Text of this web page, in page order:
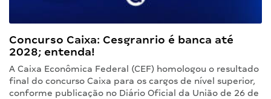
Concurso Caixa: Cesgranrio é banca até
2028; entenda!
A Caixa Econômica Federal (CEF) homologou o resultado
final do concurso Caixa para os cargos de nível superior,
conforme publicação no Diário Oficial da União de 26 de